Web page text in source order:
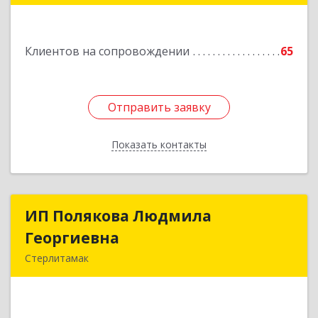
Клиентов на сопровождении 65
Отправить заявку
Показать контакты
Отправить заявку
Назад
ИП Полякова Людмила
Георгиевна
Стерлитамак
ИП Полякова Людмила